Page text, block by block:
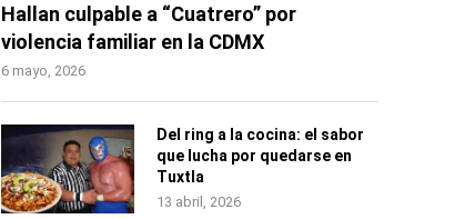
Hallan culpable a “Cuatrero” por
violencia familiar en la CDMX
6 mayo, 2026
Del ring a la cocina: el sabor
que lucha por quedarse en
Tuxtla
13 abril, 2026